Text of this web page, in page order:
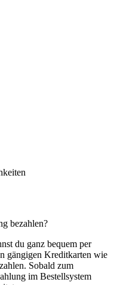
bezahlen?
du ganz bequem per
gängigen Kreditkarten wie
Sobald zum
im Bestellsystem